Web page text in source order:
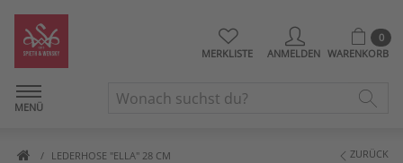
MERKLISTE ANMELDEN
0
WARENKORB
MENÜ
LEDERHOSE "ELLA" 28 CM ZURÜCK